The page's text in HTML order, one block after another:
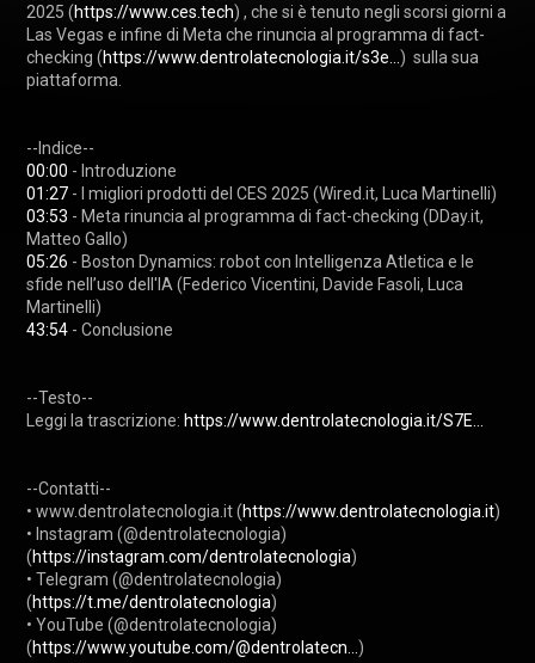
2025 (https://www.ces.tech) , che si è tenuto negli scorsi giorni a
Las Vegas e infine di Meta che rinuncia al programma di fact-
checking (https://www.dentrolatecnologia.it/s3e... )  sulla sua
piattaforma.
00:00
01:27
03:53 - Meta rinuncia al programma di fact-checking (DDay.it,
05:26 - Boston Dynamics: robot con Intelligenza Atletica e le
sfide nell’uso dell'IA (Federico Vicentini, Davide Fasoli, Luca
43:54 - Conclusione
--Testo--
Leggi la trascrizione: https://www.dentrolatecnologia.it/S7E...
--Contatti--
• www.dentrolatecnologia.it (https://www.dentrolatecnologia.it)
• Instagram (@dentrolatecnologia)
(https://instagram.com/dentrolatecnologia)
• Telegram (@dentrolatecnologia)
(https://t.me/dentrolatecnologia)
• YouTube (@dentrolatecnologia)
(https://www.youtube.com/@dentrolatecn... )